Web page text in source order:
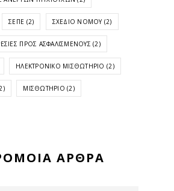
ΣΕΠΕ (2) ΣΧΈΔΙΟ ΝΌΜΟΥ (2)
ΠΡΟΣ ΑΣΦΑΛΙΣΜΈΝΟΥΣ (2)
ΗΛΕΚΤΡΟΝΙΚΌ ΜΙΣΘΩΤΉΡΙΟ (2)
ΜΙΣΘΩΤΉΡΙΟ (2)
ΆΡΘΡΑ